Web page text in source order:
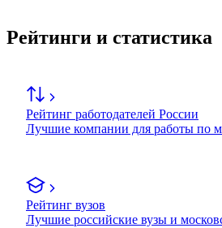
Рейтинги и статистика
Рейтинг работодателей России
Лучшие компании для работы по
Рейтинг вузов
Лучшие российские вузы и